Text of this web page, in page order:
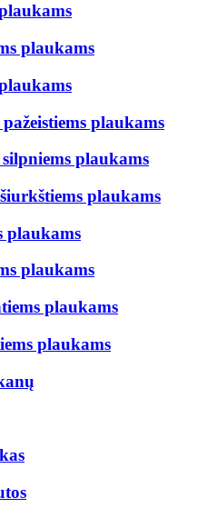
plaukams
pažeistiems plaukams
plaukams
plaukams
plaukams
plaukams
plaukams
plaukams